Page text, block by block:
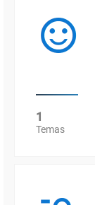
1
Temas